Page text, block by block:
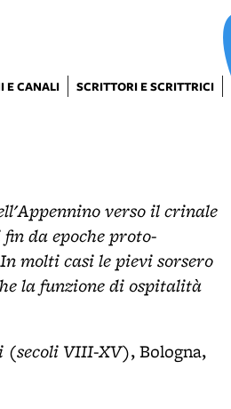
E CANALI SCRITTORI E SCRITTRICI
verso il crinale
da epoche proto-
molti casi le pievi sorsero
la funzione di ospitalità
(secoli VIII-XV), Bologna,